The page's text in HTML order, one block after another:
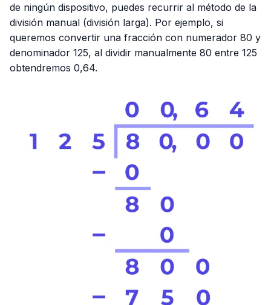
de ningún dispositivo, puedes recurrir al método de la
división manual (división larga). Por ejemplo, si
queremos convertir una fracción con numerador 80 y
denominador 125, al dividir manualmente 80 entre 125
obtendremos 0,64.